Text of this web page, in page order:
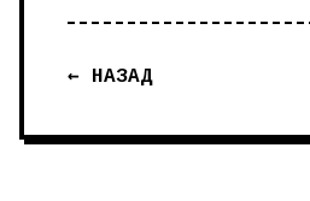
← НАЗАД